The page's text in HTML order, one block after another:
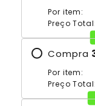
Por item:
Preço Total:
Compra
Por item:
Preço Total: